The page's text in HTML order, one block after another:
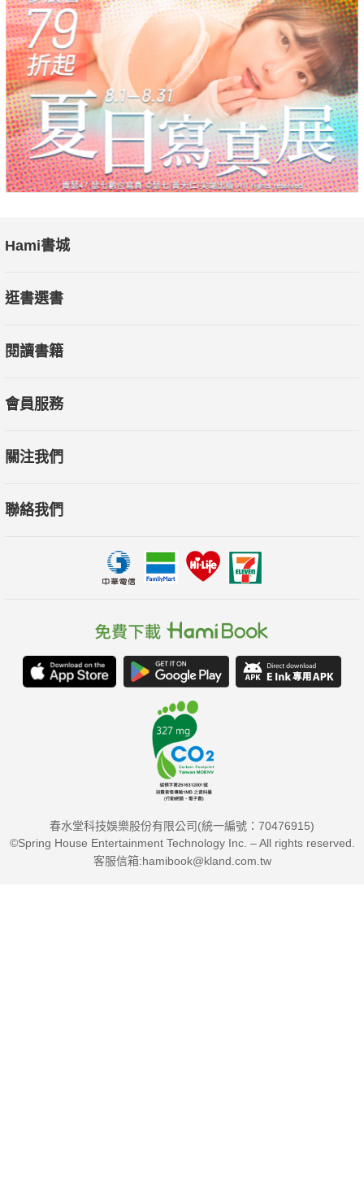
体本身就是共鸣的振动频率之集合。每个器官都会产生一起共鸣
的「声景」，形成我们内部的生理合唱。无论我们是否能听到，
声音基本上都是一种音调或频率，会使周围的空气分子振动，启
动「声波振动」，因此得以疗愈身体并提升灵魂。
研究指出，古典音乐可以促进学习，并且帮助我们达到更高
的创造力。有些人利用特定音乐来戒菸，而有些人则为了物种之
间的交流而分析音乐。音乐还可能是灵魂进化与科学的关键连
结。植物与行星也能透过「电气共鸣」振动而发出声音，而我们
音乐」之间的连结。
帮助我们达到更高的意识状态，更能与其他生命跨物种交流。书
疗愈冥想，都能协助我们透过吟唱神圣振动，专注于爱与喜悦的
生命力的大千世界！
这个生命潜能精选打造的身心灵书系，揭开了日常生活与神圣领
升、灵性动物、天使、与神对话、声音等多元主题，各书作者皆
分别深入浅出、精练而扎实地解说其专精领域。除了可以轻松吸
收主题知识，每本书结构设计收录的丰富案例和可日常实践练
Hami書城
逛書選書
閱讀書籍
會員服務
關注我們
聯絡我們
春水堂科技娛樂股份有限公司(統一編號：70476915)
©Spring House Entertainment Technology Inc. – All rights reserved.
客服信箱:hamibook@kland.com.tw